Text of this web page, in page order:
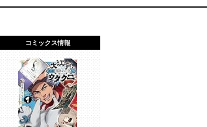
コミックス情報